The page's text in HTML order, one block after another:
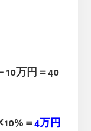
10万円＝40
＝4万円